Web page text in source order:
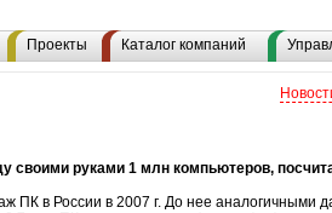
Проекты Каталог компаний
руками 1 млн компьютеров,
ПК в России в 2007 г. До нее аналогичными